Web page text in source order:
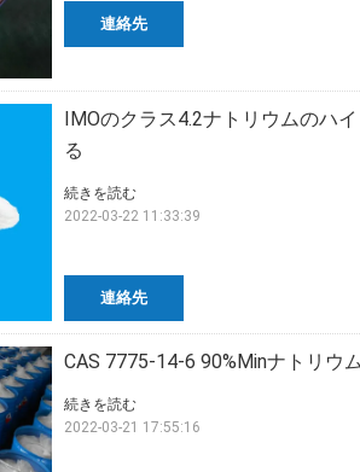
連絡先
IMOのクラス4.2ナトリウムのハ
る
連絡先
続きを読む
2022-03-22 11:33:39
CAS 7775-14-6 90%Minナトリウ
続きを読む
2022-03-21 17:55:16